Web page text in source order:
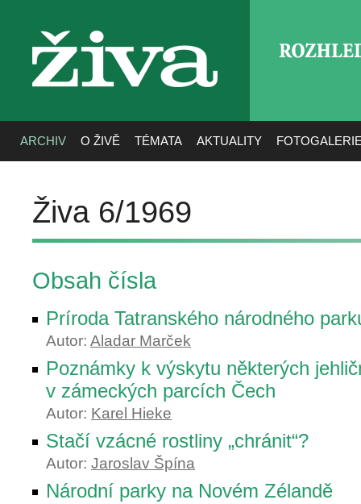
živa
ARCHIV O ŽIVĚ TÉMATA AKTUALITY
Živa 6/1969
Obsah čísla
Príroda Tatranského národného
Autor: Aladar Marček
Poznámky k výskytu některých
v zámeckých parcích Čech
Autor: Karel Hieke
Stačí vzácné rostliny „chránit“?
Autor: Jaroslav Špína
Národní parky na Novém Zélandě